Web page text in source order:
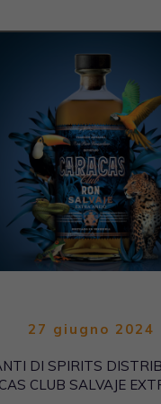
27 giugno 2024
DI SPIRITS
CLUB SALVAJE